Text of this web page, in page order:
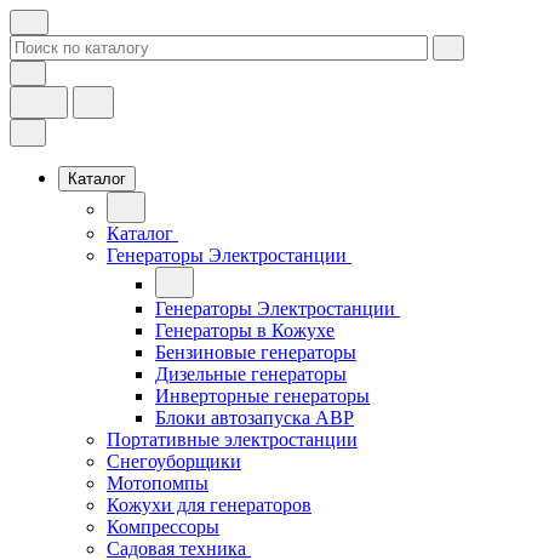
Каталог
Каталог
Генераторы Электростанции
Генераторы Электростанции
Генераторы в Кожухе
Бензиновые генераторы
Дизельные генераторы
Инверторные генераторы
Блоки автозапуска АВР
Портативные электростанции
Снегоуборщики
Мотопомпы
Кожухи для генераторов
Компрессоры
Садовая техника